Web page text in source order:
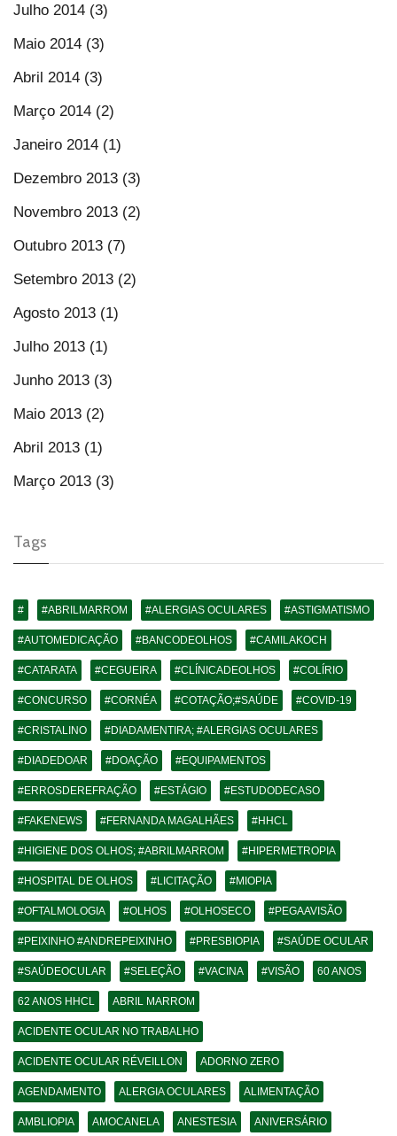
Julho 2014 (3)
Maio 2014 (3)
Abril 2014 (3)
Março 2014 (2)
Janeiro 2014 (1)
Dezembro 2013 (3)
Novembro 2013 (2)
Outubro 2013 (7)
Setembro 2013 (2)
Agosto 2013 (1)
Julho 2013 (1)
Junho 2013 (3)
Maio 2013 (2)
Abril 2013 (1)
Março 2013 (3)
Tags
# #ABRILMARROM #ALERGIAS OCULARES #ASTIGMATISMO
#AUTOMEDICAÇÃO #BANCODEOLHOS #CAMILAKOCH
#CATARATA #CEGUEIRA #CLÍNICADEOLHOS #COLÍRIO
#CONCURSO #CORNÉA #COTAÇÃO;#SAÚDE #COVID-19
#CRISTALINO #DIADAMENTIRA; #ALERGIAS OCULARES
#DIADEDOAR #DOAÇÃO #EQUIPAMENTOS
#ERROSDEREFRAÇÃO #ESTÁGIO #ESTUDODECASO
#FAKENEWS #FERNANDA MAGALHÃES #HHCL
#HIGIENE DOS OLHOS; #ABRILMARROM #HIPERMETROPIA
#HOSPITAL DE OLHOS #LICITAÇÃO #MIOPIA
#OFTALMOLOGIA #OLHOS #OLHOSECO #PEGAAVISÃO
#PEIXINHO #ANDREPEIXINHO #PRESBIOPIA #SAÚDE OCULAR
#SAÚDEOCULAR #SELEÇÃO #VACINA #VISÃO 60 ANOS
62 ANOS HHCL ABRIL MARROM
ACIDENTE OCULAR NO TRABALHO
ACIDENTE OCULAR RÉVEILLON ADORNO ZERO
AGENDAMENTO ALERGIA OCULARES ALIMENTAÇÃO
AMBLIOPIA AMOCANELA ANESTESIA ANIVERSÁRIO